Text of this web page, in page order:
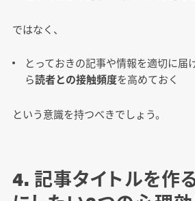
ではなく、
とっておきの記事や情報を適切に届
ら読者との接触頻度を高めておく
という意識を持つべきでしょう。
4. 記事タイトルを作